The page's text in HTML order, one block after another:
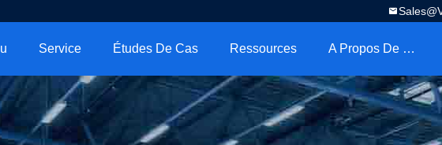
Service Études De Cas Ressources A Propos De Nous